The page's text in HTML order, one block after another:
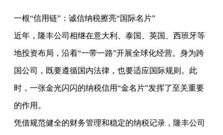
一根“信用链”：诚信纳税擦亮“国际名片”
近年，隆丰公司相继在意大利、泰国、英国、西班牙等
地投资布局，沿着“一带一路”开展全球化经营。身为跨
国公司，既要遵循国内法律，也要适应国际规则。此
时，一张金光闪闪的纳税信用“金名片”发挥了至关重要
的作用。
凭借规范健全的财务管理和稳定的纳税记录，隆丰公司